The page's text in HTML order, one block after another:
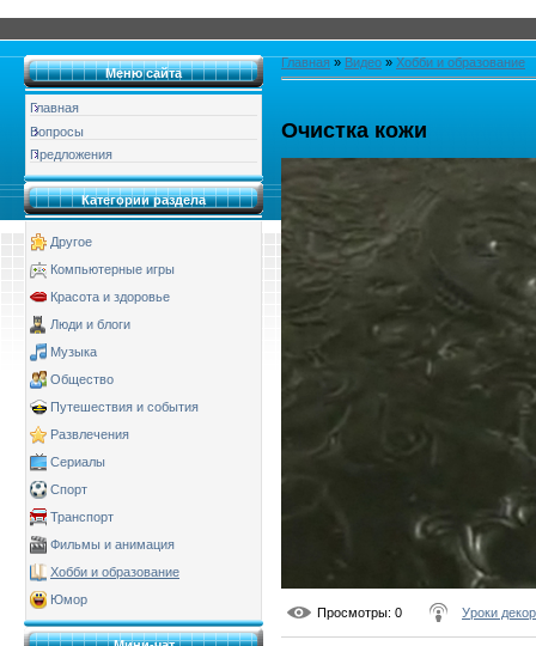
Меню сайта
Главная
Вопросы
Предложения
Категории раздела
Другое
Компьютерные игры
Красота и здоровье
Люди и блоги
Музыка
Общество
Путешествия и события
Развлечения
Сериалы
Спорт
Транспорт
Фильмы и анимация
Хобби и образование
Юмор
Главная » Видео » Хобби и образование
Очистка кожи
Просмотры: 0 Уроки